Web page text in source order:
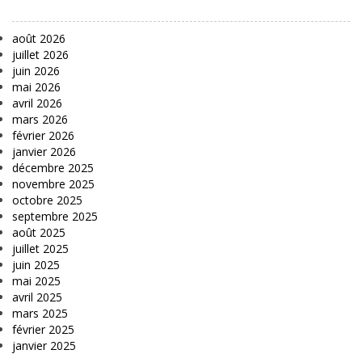
août 2026
juillet 2026
juin 2026
mai 2026
avril 2026
mars 2026
février 2026
janvier 2026
décembre 2025
novembre 2025
octobre 2025
septembre 2025
août 2025
juillet 2025
juin 2025
mai 2025
avril 2025
mars 2025
février 2025
janvier 2025